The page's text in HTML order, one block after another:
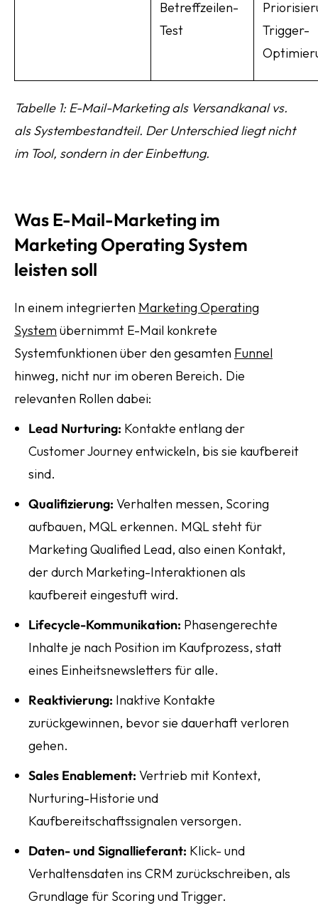
Betreffzeilen-
Test
Trigger-
Tabelle 1: E-Mail-Marketing als Versandkanal vs.
als Systembestandteil. Der Unterschied liegt nicht
im Tool, sondern in der Einbettung.
Was E-Mail-Marketing im
Marketing Operating System
leisten soll
In einem integrierten Marketing Operating
System übernimmt E-Mail konkrete
Systemfunktionen über den gesamten Funnel
hinweg, nicht nur im oberen Bereich. Die
relevanten Rollen dabei:
Lead Nurturing: Kontakte entlang der
Customer Journey entwickeln, bis sie kaufbereit
sind.
Qualifizierung: Verhalten messen, Scoring
aufbauen, MQL erkennen. MQL steht für
Marketing Qualified Lead, also einen Kontakt,
der durch Marketing-Interaktionen als
kaufbereit eingestuft wird.
Lifecycle-Kommunikation: Phasengerechte
Inhalte je nach Position im Kaufprozess, statt
eines Einheitsnewsletters für alle.
Reaktivierung: Inaktive Kontakte
zurückgewinnen, bevor sie dauerhaft verloren
gehen.
Sales Enablement: Vertrieb mit Kontext,
Nurturing-Historie und
Kaufbereitschaftssignalen versorgen.
Daten- und Signallieferant: Klick- und
Verhaltensdaten ins CRM zurückschreiben, als
Grundlage für Scoring und Trigger.